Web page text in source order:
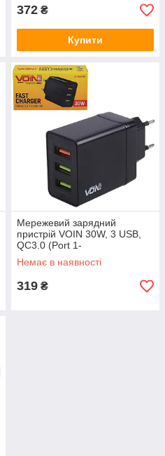
372 ₴
Купити
Мережевий зарядний
пристрій VOIN 30W, 3 USB,
QC3.0 (Port 1-
5V*3A/9V*2A/12V*1.5A. Port
2/3-5V2.4A)
Немає в наявності
319 ₴